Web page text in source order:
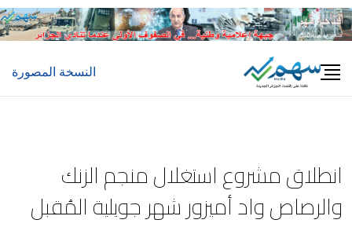
Skip
to
النسخة المصورة
انطلاق مشروع استغلال منجم الزنك
والرصاص واد أميزور شهر جويلية المُقبل